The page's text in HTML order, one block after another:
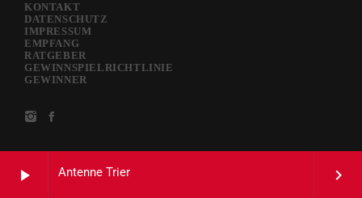
play_arrow Antenne Trier keyboard_arrow_right
KONTAKT
DATENSCHUTZ
IMPRESSUM
EMPFANG
RATGEBER
GEWINNSPIELRICHTLINIE
GEWINNER